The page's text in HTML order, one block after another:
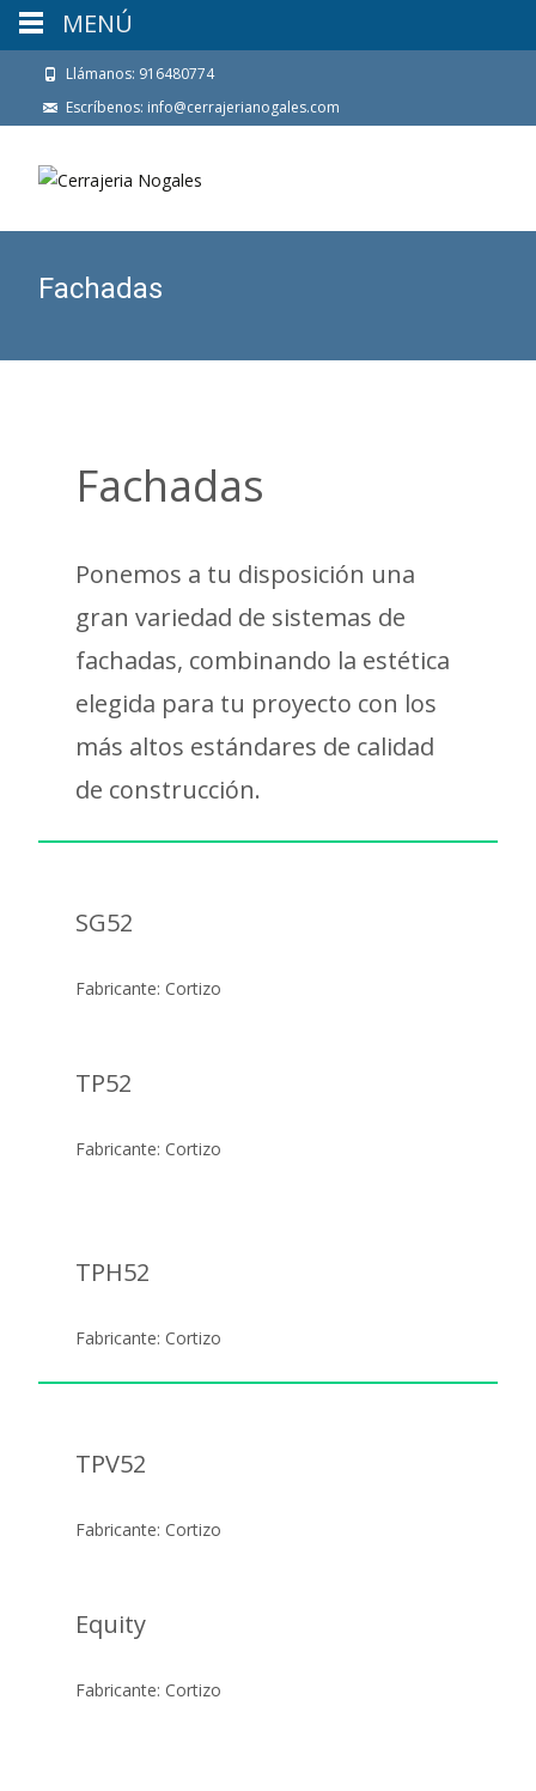
Llámanos: 916480774
Escríbenos: info@cerrajerianogales.com
Fachadas
Fachadas
Ponemos a tu disposición una
gran variedad de sistemas de
fachadas, combinando la estética
elegida para tu proyecto con los
más altos estándares de calidad
de construcción.
SG52
Fabricante: Cortizo
TP52
Fabricante: Cortizo
TPH52
Fabricante: Cortizo
TPV52
Fabricante: Cortizo
Equity
Fabricante: Cortizo
MENÚ